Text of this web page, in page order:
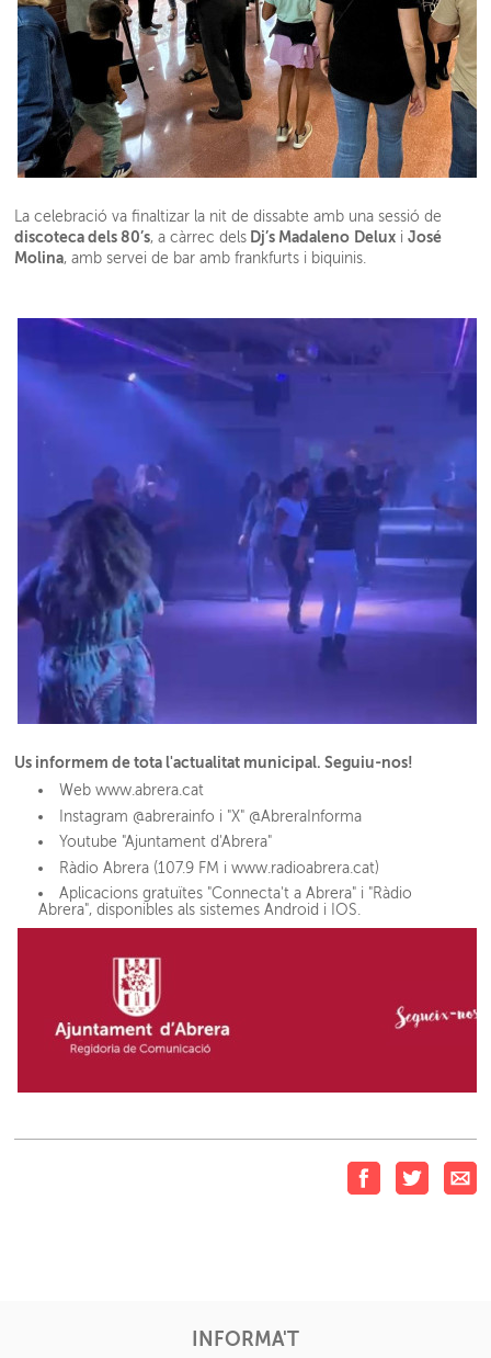
La celebració va finaltizar la nit de dissabte amb una sessió de
discoteca dels 80’s, a càrrec dels Dj’s Madaleno Delux iJosé
Molina, amb servei de bar amb frankfurts i biquinis.
Us informem de tota l'actualitat municipal. Seguiu-nos!
Web www.abrera.cat
Instagram @abrerainfo i "X" @AbreraInforma
Youtube "Ajuntament d'Abrera"
Ràdio Abrera (107.9 FM i www.radioabrera.cat)
Aplicacions gratuïtes "Connecta't a Abrera" i "Ràdio
Abrera", disponibles als sistemes Android i IOS.
INFORMA'T